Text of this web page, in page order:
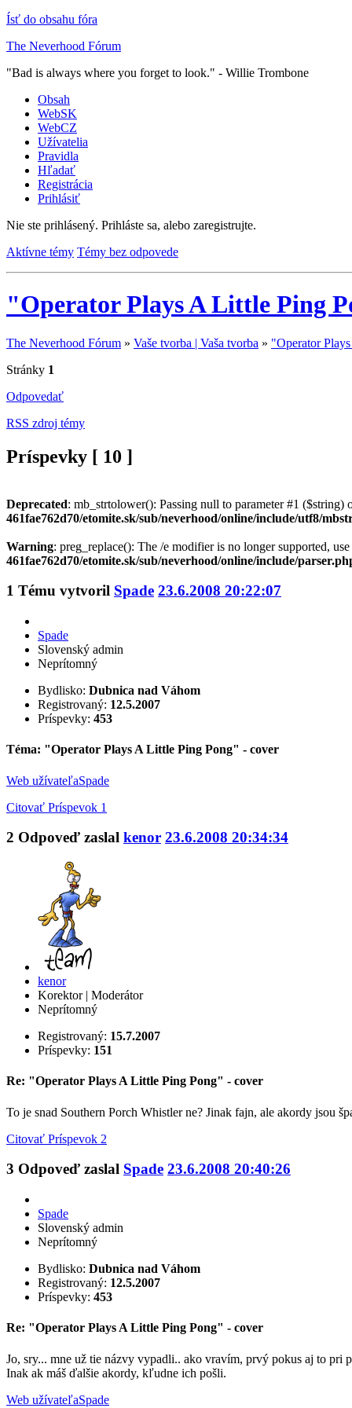
Ísť do obsahu fóra
The Neverhood Fórum
"Bad is always where you forget to look." - Willie Trombone
Obsah
WebSK
WebCZ
Užívatelia
Pravidla
Hľadať
Registrácia
Prihlásiť
Nie ste prihlásený. Prihláste sa, alebo zaregistrujte.
Aktívne témy Témy bez odpovede
"Operator Plays A Little Ping
The Neverhood Fórum » Vaše tvorba | Vaša tvorba » "Operator
Stránky 1
Odpovedať
RSS zdroj témy
Príspevky [ 10 ]
Deprecated: mb_strtolower(): Passing null to parameter #1 ($string)
461fae762d70/etomite.sk/sub/neverhood/online/include/utf8/
Warning: preg_replace(): The /e modifier is no longer supported,
461fae762d70/etomite.sk/sub/neverhood/online/include/
1 Tému vytvoril Spade 23.6.2008 20:22:07
Spade
Slovenský admin
Neprítomný
Bydlisko: Dubnica nad Váhom
Registrovaný: 12.5.2007
Príspevky: 453
Téma: "Operator Plays A Little Ping Pong" - cover
Web užívateľaSpade
Citovať Príspevok 1
2 Odpoveď zaslal kenor 23.6.2008 20:34:34
kenor
Korektor | Moderátor
Neprítomný
Registrovaný: 15.7.2007
Príspevky: 151
Re: "Operator Plays A Little Ping Pong" - cover
To je snad Southern Porch Whistler ne? Jinak fajn, ale akordy jsou
Citovať Príspevok 2
3 Odpoveď zaslal Spade 23.6.2008 20:40:26
Spade
Slovenský admin
Neprítomný
Bydlisko: Dubnica nad Váhom
Registrovaný: 12.5.2007
Príspevky: 453
Re: "Operator Plays A Little Ping Pong" - cover
Jo, sry... mne už tie názvy vypadli.. ako vravím, prvý pokus aj to pri
Inak ak máš ďalšie akordy, kľudne ich pošli.
Web užívateľaSpade